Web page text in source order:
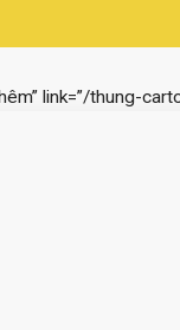
link=”/thung-